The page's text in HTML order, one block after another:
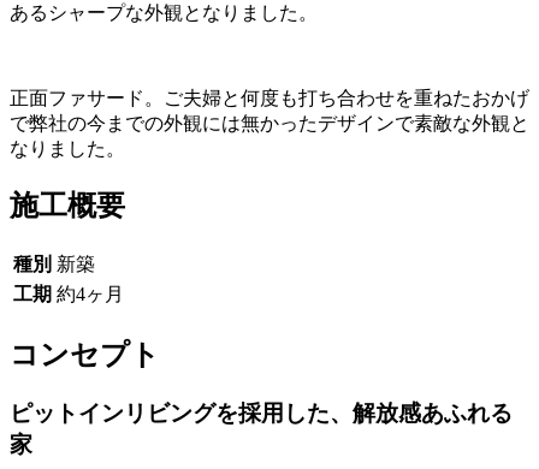
あるシャープな外観となりました。
正面ファサード。ご夫婦と何度も打ち合わせを重ねたおかげ
で弊社の今までの外観には無かったデザインで素敵な外観と
なりました。
施工概要
種別 新築
工期 約4ヶ月
コンセプト
ピットインリビングを採用した、解放感あふれる
家